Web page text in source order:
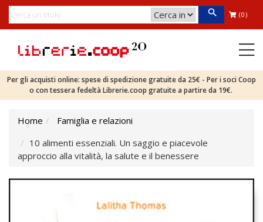
(0)
Per gli acquisti online: spese di spedizione gratuite da 25€ - Per i soci Coop
o con tessera fedeltà Librerie.coop gratuite a partire da 19€.
Home
Famiglia e relazioni
10 alimenti essenziali. Un saggio e piacevole
approccio alla vitalità, la salute e il benessere